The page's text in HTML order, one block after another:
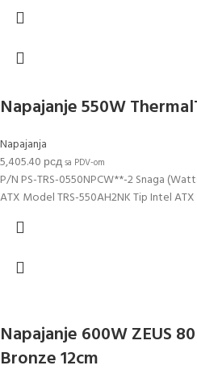
Napajanje 550W
Napajanja
5,405.40 рсдsa PDV-om
P/N PS-TRS-0550NPCW**-2 Snaga
ATX Model TRS-550AH2NK Tip Intel
Napajanje 600W ZEUS
Bronze 12cm